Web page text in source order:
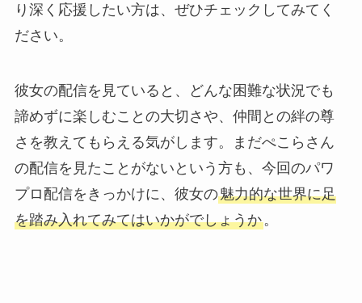
り深く応援したい方は、ぜひチェックしてみてく
ださい。
彼女の配信を見ていると、どんな困難な状況でも
諦めずに楽しむことの大切さや、仲間との絆の尊
さを教えてもらえる気がします。まだぺこらさん
の配信を見たことがないという方も、今回のパワ
プロ配信をきっかけに、彼女の魅力的な世界に足
を踏み入れてみてはいかがでしょうか。